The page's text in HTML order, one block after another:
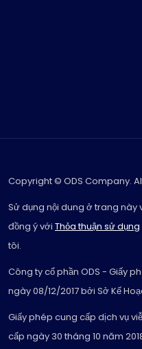
Copyright © ODS Company.
Sử dụng nội dung ở trang này
đồng ý với Thỏa thuận sử dụng
tôi.
Công ty cổ phần ODS - Giấy
ngày 08/12/2017 bởi Sở Kế
Giấy phép cung cấp dịch vụ
cấp ngày 30 tháng 10 năm